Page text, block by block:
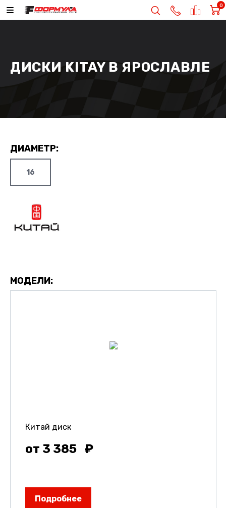
0
ДИСКИ KITAY В ЯРОСЛАВЛЕ
ДИАМЕТР:
16
МОДЕЛИ:
Китай диск
от 3 385
Подробнее